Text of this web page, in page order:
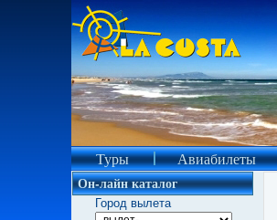
Туры Авиабилеты
Он-лайн каталог
Город вылета